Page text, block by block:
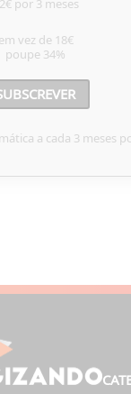
em vez de 18€
poupe 34%
a cada 3 meses